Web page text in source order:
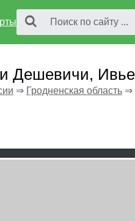
Дешевичи,
⇒ Гродненская область ⇒